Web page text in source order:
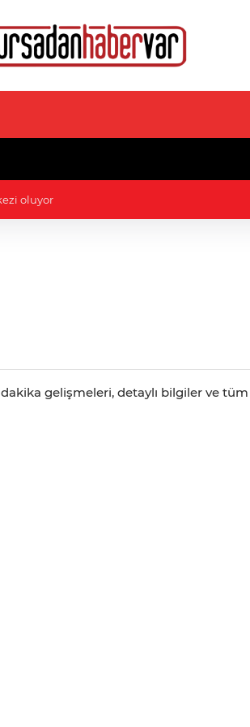
oluyor
gelişmeleri, detaylı bilgiler ve